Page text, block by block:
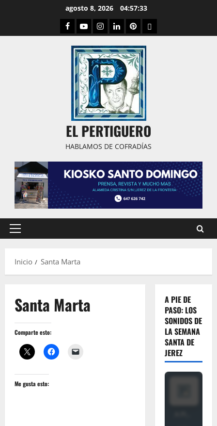
agosto 8, 2026 04:57:33
Facebook
YoutubeInstagram
LinkedPinterestDribbble
EL PERTIGUERO
HABLAMOS DE COFRADÍAS
Menú
Inicio
Santa Marta
Santa Marta
Comparte esto:
Me gusta esto:
A PIE DE
PASO: LOS
SONIDOS DE
LA SEMANA
SANTA DE
JEREZ